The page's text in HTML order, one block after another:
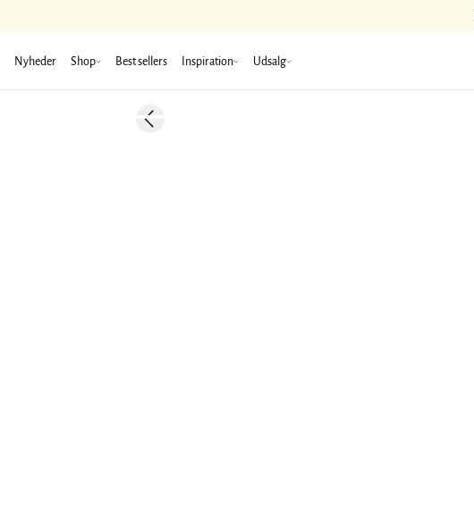
Nyheder Shop Best sellers Inspiration Udsalg
Previous slide